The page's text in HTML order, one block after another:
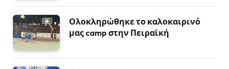
Ολοκληρώθηκε το καλοκαιρινό
μας camp στην Πειραϊκή